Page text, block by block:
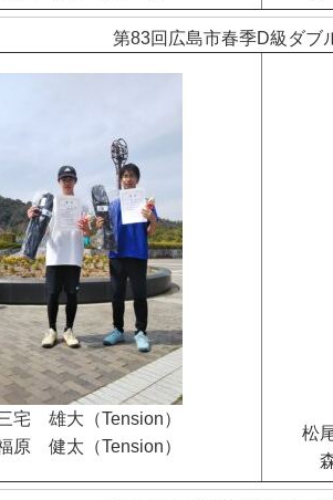
第83回広島市春季D級ダブ
宅 雄大（Tension）
原 健太（Tension）
松